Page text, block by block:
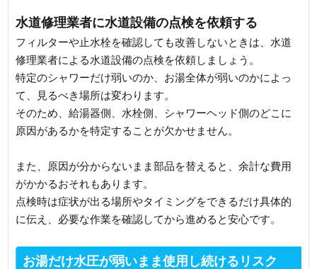
水道修理業者に水道設備の点検を依頼する
フィルターや止水栓を確認しても改善しないときは、水道
修理業者による水道設備の点検を依頼しましょう。
特定のシャワーだけ弱いのか、お湯全体が弱いのかによっ
て、見るべき場所は変わります。
そのため、給湯器側、水栓側、シャワーヘッド側のどこに
原因があるかを特定することが欠かせません。
また、原因が分からないまま部品を替えると、余計な費用
がかかるおそれもあります。
点検時は症状が出る場所やタイミングをできるだけ具体的
に伝え、必要な作業を確認してから進めると安心です。
お湯だけ水圧が弱いまま使用し続けるリスク